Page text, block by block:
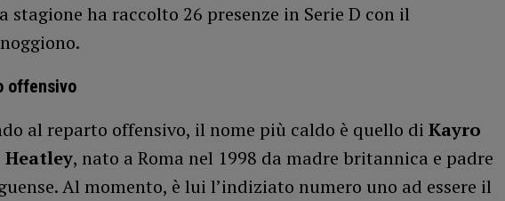
stagione ha raccolto 26 presenze in Serie D con il
offensivo
al reparto offensivo, il nome più caldo è quello di Kayro
Heatley, nato a Roma nel 1998 da madre britannica e padre
Al momento, è lui l’indiziato numero uno ad essere il